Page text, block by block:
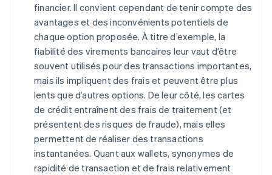
financier. Il convient cependant de tenir compte des
avantages et des inconvénients potentiels de
chaque option proposée. À titre d’exemple, la
fiabilité des virements bancaires leur vaut d’être
souvent utilisés pour des transactions importantes,
mais ils impliquent des frais et peuvent être plus
lents que d’autres options. De leur côté, les cartes
de crédit entraînent des frais de traitement (et
présentent des risques de fraude), mais elles
permettent de réaliser des transactions
instantanées. Quant aux wallets, synonymes de
rapidité de transaction et de frais relativement